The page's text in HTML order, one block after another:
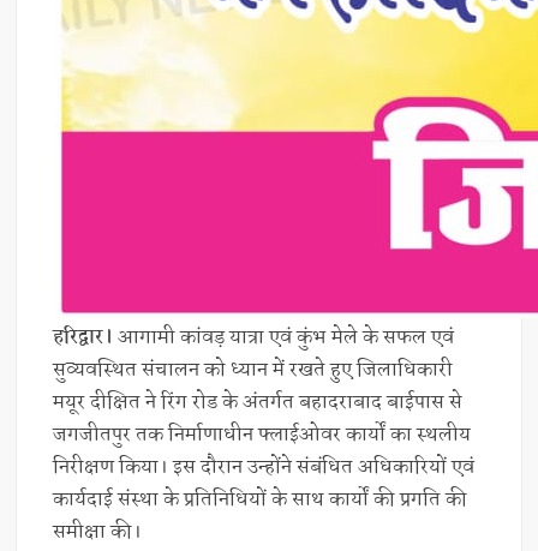
हरिद्वार। आगामी कांवड़ यात्रा एवं कुंभ मेले के सफल एवं
सुव्यवस्थित संचालन को ध्यान में रखते हुए जिलाधिकारी
मयूर दीक्षित ने रिंग रोड के अंतर्गत बहादराबाद बाईपास से
जगजीतपुर तक निर्माणाधीन फ्लाईओवर कार्यों का स्थलीय
निरीक्षण किया। इस दौरान उन्होंने संबंधित अधिकारियों एवं
कार्यदाई संस्था के प्रतिनिधियों के साथ कार्यों की प्रगति की
समीक्षा की।